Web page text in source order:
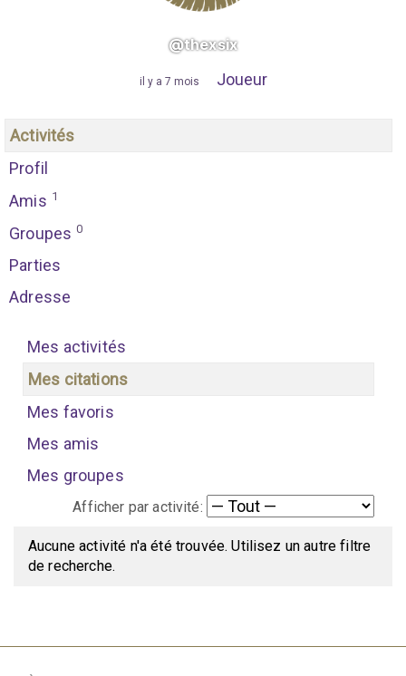
@thexsix
il y a 7 mois Joueur
Activités
Profil
Amis 1
Groupes 0
Parties
Adresse
Mes activités
Mes citations
Mes favoris
Mes amis
Mes groupes
Afficher par activité:
Aucune activité n'a été trouvée. Utilisez un autre filtre
de recherche.